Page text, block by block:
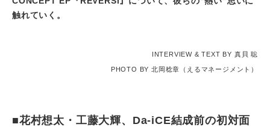
触れていく。
INTERVIEW & TEXT BY 真貝 聡
PHOTO BY 北岡稔章（えるマネージメント）
■花村想太・工藤大輝、Da-iCE結成前の初対面